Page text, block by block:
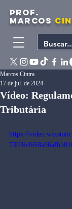
PROF.
MARCOS
Vídeo:
Tributária
Marcos Cintra
17 de jul. de 2024
https://